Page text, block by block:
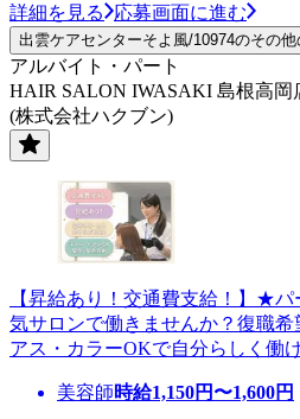
詳細を見る 応募画面に進む
出雲ケアセンターそよ風/10974のその
アルバイト・パート
HAIR SALON IWASAKI 島根高岡
(株式会社ハクブン)
【昇給あり！交通費支給！】★
気サロンで働きませんか？復職
アス・カラーOKで自分らしく働
美容師時給1,150円〜1,600円